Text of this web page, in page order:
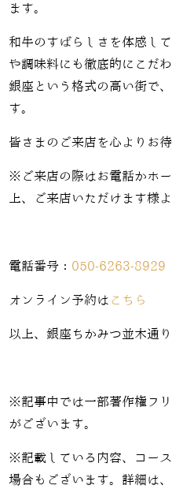
ます。
和牛のすばらしさを体感し
や調味料にも徹底的にこだわ
銀座という格式の高い街で
す。
皆さまのご来店を心よりお
※ご来店の際はお電話かホ
上、ご来店いただけます様
電話番号： 050-6263-8929
オンライン予約は こちら
以上、銀座ちかみつ並木通り
※記事中では一部著作権フ
がございます。
※記載している内容、コー
場合もございます。詳細は